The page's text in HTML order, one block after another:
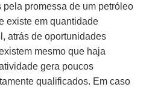
pela promessa de um petróleo
existe em quantidade
atrás de oportunidades
mesmo que haja
gera poucos
qualificados. Em caso